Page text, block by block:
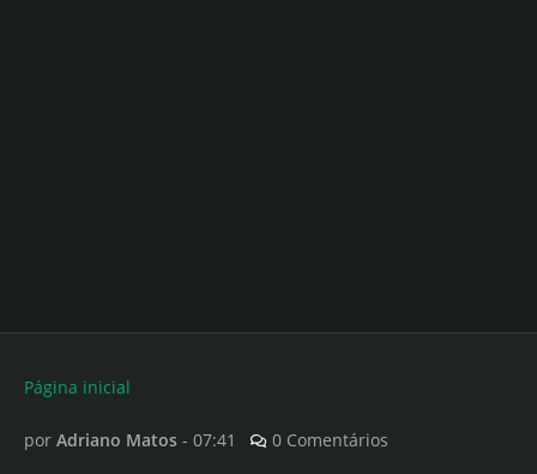
Página inicial
por Adriano Matos - 07:41 0 Comentários